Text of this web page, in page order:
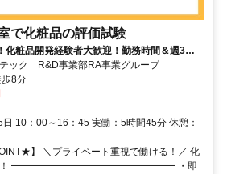
で化粧品の評価試験
化粧品開発経験者大歓迎！勤務時間＆週3日
1800-200円！土日祝休み！
ック R&D事業部RA事業グループ
8分
10：00～16：45 実働：5時間45分 休憩：
】 ＼プライベート重視で働ける！／ 化
歓迎！ ━━━━━━━━━━━━━━━━━ ・即